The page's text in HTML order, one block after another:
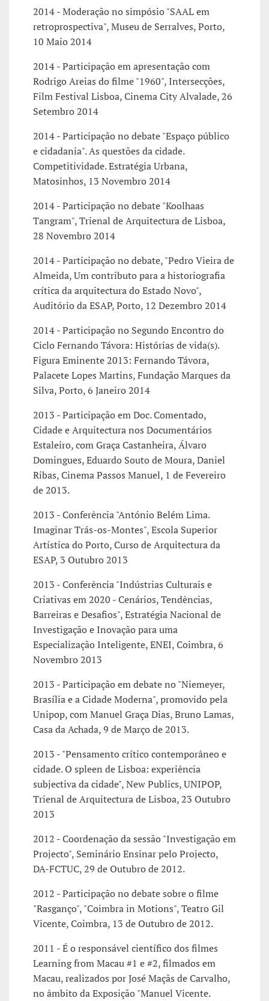
2014 - Moderação no simpósio "SAAL em
retroprospectiva", Museu de Serralves, Porto,
10 Maio 2014
2014 - Participação em apresentação com
Rodrigo Areias do filme "1960", Intersecções,
Film Festival Lisboa, Cinema City Alvalade, 26
Setembro 2014
2014 - Participação no debate "Espaço público
e cidadania". As questões da cidade.
Competitividade. Estratégia Urbana,
Matosinhos, 13 Novembro 2014
2014 - Participação no debate "Koolhaas
Tangram", Trienal de Arquitectura de Lisboa,
28 Novembro 2014
2014 - Participação no debate, "Pedro Vieira de
Almeida, Um contributo para a historiografia
crítica da arquitectura do Estado Novo",
Auditório da ESAP, Porto, 12 Dezembro 2014
2014 - Participação no Segundo Encontro do
Ciclo Fernando Távora: Histórias de vida(s).
Figura Eminente 2013: Fernando Távora,
Palacete Lopes Martins, Fundação Marques da
Silva, Porto, 6 Janeiro 2014
2013 - Participação em Doc. Comentado,
Cidade e Arquitectura nos Documentários
Estaleiro, com Graça Castanheira, Álvaro
Domingues, Eduardo Souto de Moura, Daniel
Ribas, Cinema Passos Manuel, 1 de Fevereiro
de 2013.
2013 - Conferência "António Belém Lima.
Imaginar Trás-os-Montes", Escola Superior
Artística do Porto, Curso de Arquitectura da
ESAP, 3 Outubro 2013
2013 - Conferência "Indústrias Culturais e
Criativas em 2020 - Cenários, Tendências,
Barreiras e Desafios", Estratégia Nacional de
Investigação e Inovação para uma
Especialização Inteligente, ENEI, Coimbra, 6
Novembro 2013
2013 - Participação em debate no "Niemeyer,
Brasília e a Cidade Moderna", promovido pela
Unipop, com Manuel Graça Dias, Bruno Lamas,
Casa da Achada, 9 de Março de 2013.
2013 - "Pensamento crítico contemporâneo e
cidade. O spleen de Lisboa: experiência
subjectiva da cidade", New Publics, UNIPOP,
Trienal de Arquitectura de Lisboa, 23 Outubro
2013
2012 - Coordenação da sessão "Investigação em
Projecto", Seminário Ensinar pelo Projecto,
DA-FCTUC, 29 de Outubro de 2012.
2012 - Participação no debate sobre o filme
"Rasganço", "Coimbra in Motions", Teatro Gil
Vicente, Coimbra, 13 de Outubro de 2012.
2011 - É o responsável científico dos filmes
Learning from Macau #1 e #2, filmados em
Macau, realizados por José Maçãs de Carvalho,
no âmbito da Exposição "Manuel Vicente.